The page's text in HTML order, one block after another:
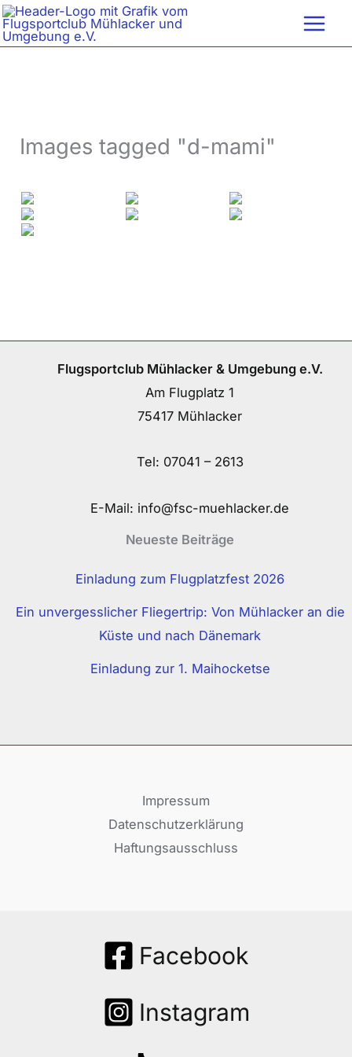
Zum
Inhalt
Images tagged "d-mami"
Flugsportclub Mühlacker & Umgebung e.V.
Am Flugplatz 1
75417 Mühlacker
Tel: 07041 – 2613
E-Mail: info@fsc-muehlacker.de
Neueste Beiträge
Einladung zum Flugplatzfest 2026
Ein unvergesslicher Fliegertrip: Von Mühlacker an die
Küste und nach Dänemark
Einladung zur 1. Maihocketse
Impressum
Datenschutzerklärung
Haftungsausschluss
Facebook
Instagram